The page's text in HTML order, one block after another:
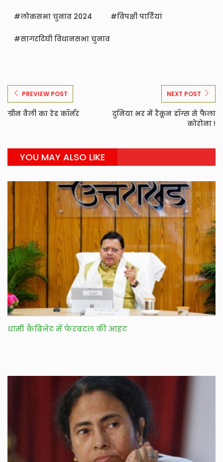
लोकसभा चुनाव 2024 विपक्षी पार्टियां
सागरदिघी विधानसभा चुनाव
PREVIEW POST
ग्रीन वैली का रेड कॉर्नर
NEXT POST
दुनिया भर में रैकून डॉग्स से फैला
कोरोना !
YOU MAY ALSO LIKE
धामी कैबिनेट में फेरबदल की आहट